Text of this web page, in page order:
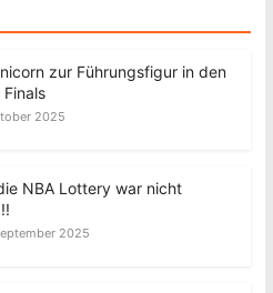
zur Führungsfigur in den
Finals
2025
NBA Lottery war nicht
2025